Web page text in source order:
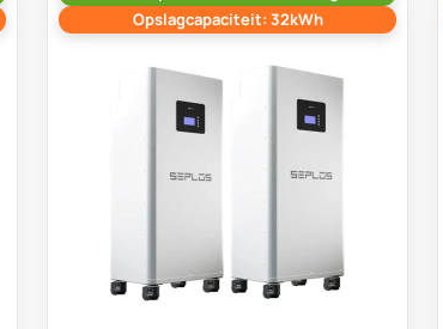
Opslagcapaciteit: 32kWh